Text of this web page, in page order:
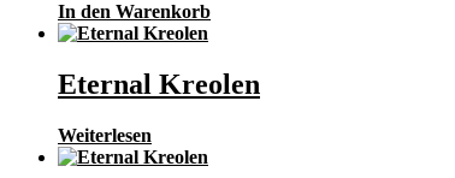
In den Warenkorb
Eternal Kreolen
Weiterlesen